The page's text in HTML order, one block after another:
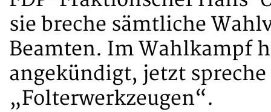
sie breche sämtliche
Beamten. Im Wahlkampf
angekündigt, jetzt
„Folterwerkzeugen“.